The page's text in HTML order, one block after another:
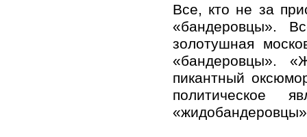
Все, кто не за
«бандеровцы».
золотушная
«бандеровцы».
пикантный
политическое